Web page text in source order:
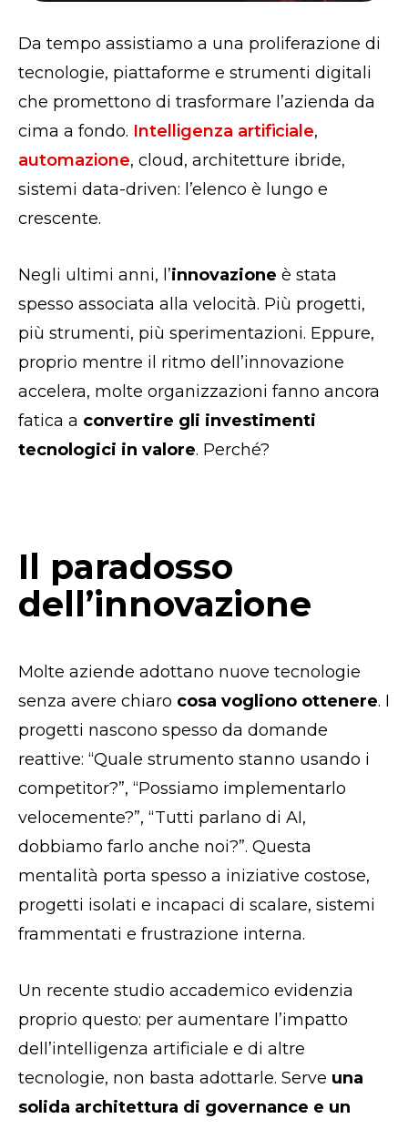
Da tempo assistiamo a una proliferazione di
tecnologie, piattaforme e strumenti digitali
che promettono di trasformare l’azienda da
cima a fondo. Intelligenza artificiale,
automazione, cloud, architetture ibride,
sistemi data-driven: l’elenco è lungo e
crescente.
Negli ultimi anni, l’innovazione è stata
spesso associata alla velocità. Più progetti,
più strumenti, più sperimentazioni. Eppure,
proprio mentre il ritmo dell’innovazione
accelera, molte organizzazioni fanno ancora
fatica a convertire gli investimenti
tecnologici in valore. Perché?
Il paradosso
dell’innovazione
Molte aziende adottano nuove tecnologie
senza avere chiaro cosa vogliono ottenere. I
progetti nascono spesso da domande
reattive: “Quale strumento stanno usando i
competitor?”, “Possiamo implementarlo
velocemente?”, “Tutti parlano di AI,
dobbiamo farlo anche noi?”. Questa
mentalità porta spesso a iniziative costose,
progetti isolati e incapaci di scalare, sistemi
frammentati e frustrazione interna.
Un recente studio accademico evidenzia
proprio questo: per aumentare l’impatto
dell’intelligenza artificiale e di altre
tecnologie, non basta adottarle. Serve una
solida architettura di governance e un